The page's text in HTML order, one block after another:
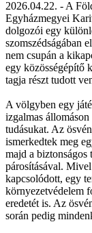
2026.04.22. - A
Egyházmegyei
dolgozói egy
szomszédságában
nem csupán a
egy közösségépítő
tagja részt tudott
A völgyben egy
izgalmas
tudásukat. Az
ismerkedtek meg
majd a biztonságos
párosításával.
kapcsolódott, egy
környezetvédelem
eredetét is. Az
során pedig